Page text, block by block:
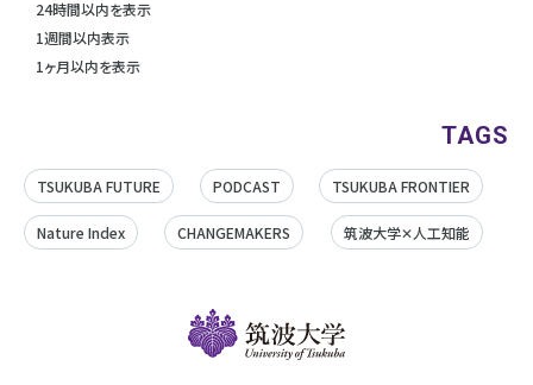
24時間以内を表示
1週間以内表示
1ヶ月以内を表示
TAGS
TSUKUBA FUTURE PODCAST TSUKUBA FRONTIER
Nature Index CHANGEMAKERS 筑波大学✕人工知能